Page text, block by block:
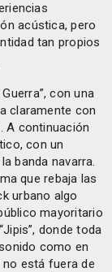
acústica, pero
tan propios
con una
claramente con
A continuación
con un
banda navarra.
que rebaja las
urbano algo
mayoritario
donde toda
como en
no está fuera de